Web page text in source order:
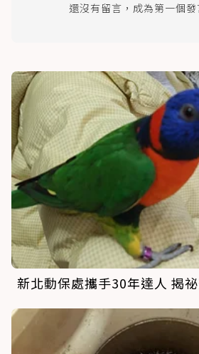
還沒有留言，成為第一個發
新北動保處攜手30年達人 揭